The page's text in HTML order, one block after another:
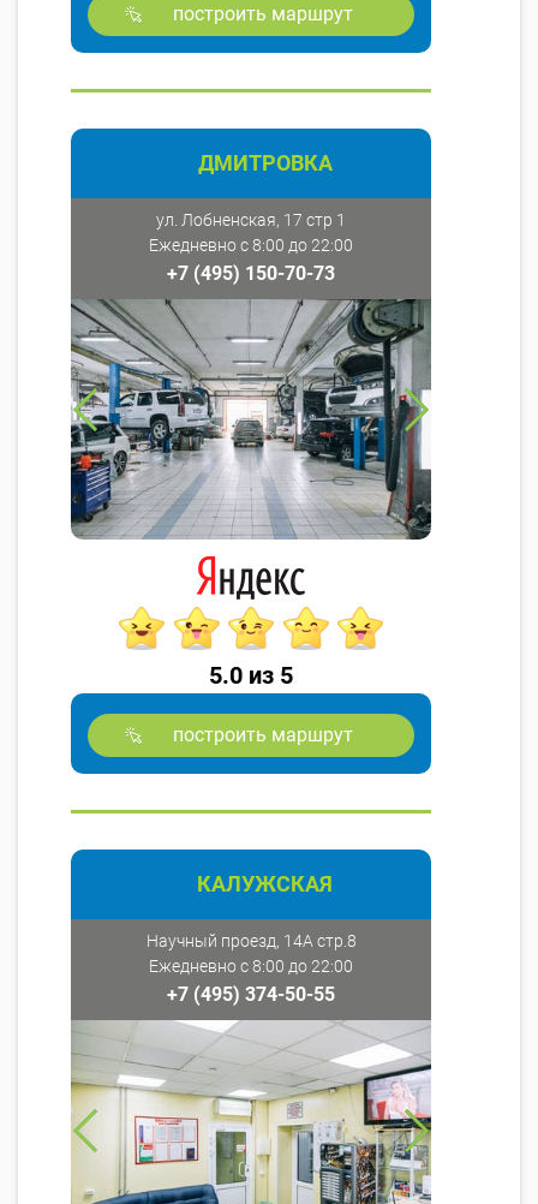
построить маршрут
ДМИТРОВКА
ул. Лобненская, 17 стр 1
Ежедневно с 8:00 до 22:00
+7 (495) 150-70-73
5.0 из 5
построить маршрут
КАЛУЖСКАЯ
Научный проезд, 14А стр.8
Ежедневно с 8:00 до 22:00
+7 (495) 374-50-55